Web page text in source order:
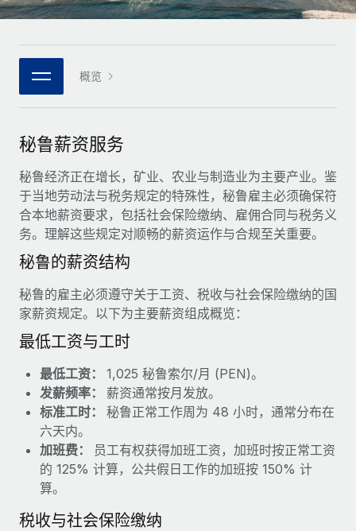
团队的内置核心人力资源功能
连接 新的
使用我们的 MCP 将任何人工智能工具与 Remote 平台相连
借助核心业务工具简化流程
服务
咨询专家
简化候选人筛选流程
合规守望台
设备管理
在全球范围内配置和跟踪 IT 设备
实体设立
快速建立合规实体
人员调配与搬迁
轻松搬迁员工
企业
与我们携手合作
战略技术合作伙伴
与我们共探合作机遇
Remote Build 即将推出
集成与人工智能自动化咨询
人力资源术语表
核对表和模板
职位描述库
网络研讨会
活动
新闻室
薪金与人才洞察
洞察中心
获得支持
查看全部资源
Why owned entities are key to maintaining
EOR compliance
As the global workforce continues to expand in response
to the demands of today’s labor market, the...
了解更多
Italiano
Português (Portugal)
日本語
한국어
中文（简体）
概览
秘鲁薪资服务
秘鲁经济正在增长，矿业、农业与制造业为主要产业。鉴
于当地劳动法与税务规定的特殊性，秘鲁雇主必须确保符
合本地薪资要求，包括社会保险缴纳、雇佣合同与税务义
务。理解这些规定对顺畅的薪资运作与合规至关重要。
秘鲁的薪资结构
秘鲁的雇主必须遵守关于工资、税收与社会保险缴纳的国
家薪资规定。以下为主要薪资组成概览：
最低工资与工时
最低工资： 1,025 秘鲁索尔/月 (PEN)。
发薪频率： 薪资通常按月发放。
标准工时： 秘鲁正常工作周为 48 小时，通常分布在
六天内。
加班费： 员工有权获得加班工资，加班时按正常工资
的 125% 计算，公共假日工作的加班按 150% 计
算。
税收与社会保险缴纳